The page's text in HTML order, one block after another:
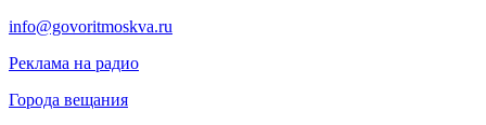
info@govoritmoskva.ru
Реклама на радио
Города вещания